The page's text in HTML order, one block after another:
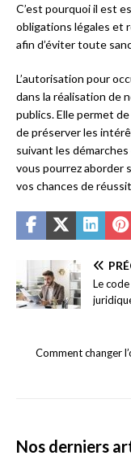
C’est pourquoi il est
obligations légales et
afin d’éviter toute
L’autorisation pour
dans la réalisation de
publics. Elle permet
de préserver les
suivant les
vous pourrez
vos chances de
Le
Comment changer
Nos derniers